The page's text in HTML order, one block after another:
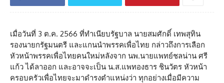
เมื่อวันที่ 3 ต.ค. 2566 ที่ทำเนียบรัฐบาล นายสมศักดิ์ เทพสุทิน
รองนายกรัฐมนตรี และแกนนำพรรคเพื่อไทย กล่าวถึงการเลือก
หัวหน้าพรรคเพื่อไทยคนใหม่หลังจาก นพ.นายแพทย์ชลน่าน ศรี
แก้ว ได้ลาออก และอาจจะเป็น น.ส.แพทองธาร ชินวัตร หัวหน้า
ครอบครัวเพื่อไทยจะมาดำรงตำแหน่งว่า ทุกอย่างเมื่อมีความ